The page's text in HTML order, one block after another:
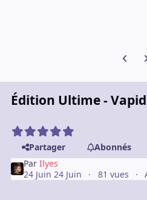
Édition Ultime -
Partager
Abonnés
ParIlyes
24 Juin24 Juin 81 vues